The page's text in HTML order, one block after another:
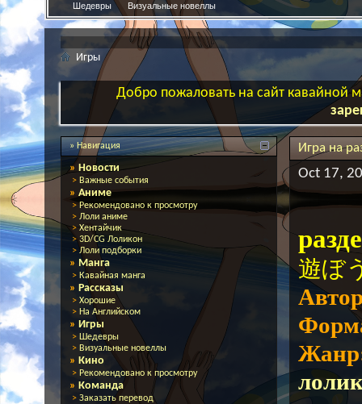
Шедевры Визуальные новеллы
Игры
Добро пожаловать на сайт кавайной
» Навигация
» Новости
> Важные события
» Аниме
>Рекомендовано к просмотру
> Лоли аниме
> Хентайчик
>3D/CG Лоликон
> Лоли подборки
» Манга
> Кавайная манга
» Рассказы
> Хорошие
> На Английском
» Игры
> Шедевры
> Визуальные новеллы
» Кино
> Рекомендовано к просмотру
» Команда
> Заказать перевод
Игра на
Oct 17,
遊ぼ